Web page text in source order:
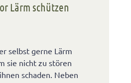
Lärm schützen
selbst gerne Lärm
sie nicht zu stören
schaden. Neben